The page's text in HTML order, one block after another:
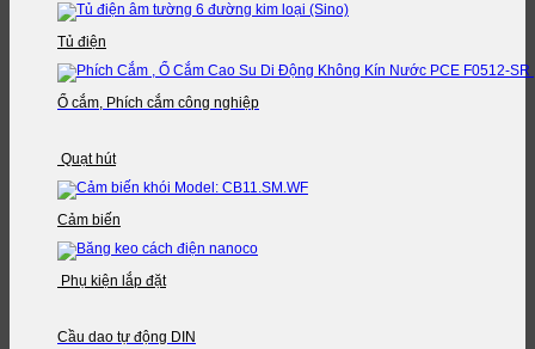
Tủ điện
Ổ cắm, Phích cắm công nghiệp
Quạt hút
Cảm biến
Phụ kiện lắp đặt
Cầu dao tự động DIN